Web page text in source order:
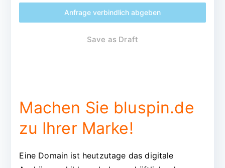
Anfrage verbindlich abgeben
Save as Draft
Machen Sie bluspin.de
zu Ihrer Marke!
Eine Domain ist heutzutage das digitale